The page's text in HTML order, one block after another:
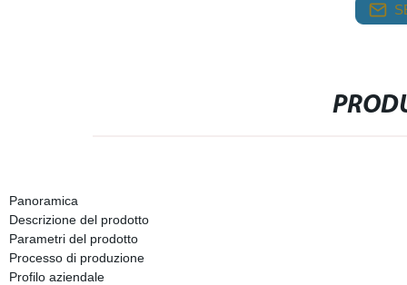
Panoramica
Descrizione del prodotto
Parametri del prodotto
Processo di produzione
Profilo aziendale